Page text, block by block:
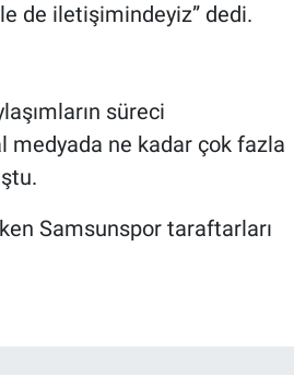
de iletişimindeyiz” dedi.
süreci
medyada ne kadar çok fazla
Samsunspor taraftarları